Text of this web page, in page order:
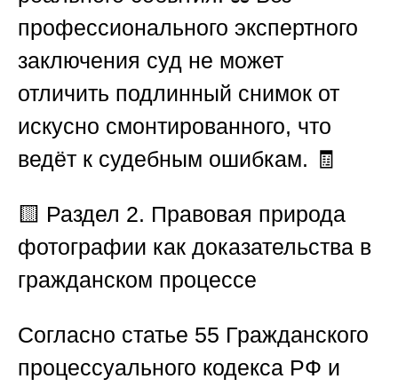
профессионального экспертного
заключения суд не может
отличить подлинный снимок от
искусно смонтированного, что
ведёт к судебным ошибкам. 🧾
🟨 Раздел 2. Правовая природа
фотографии как доказательства в
гражданском процессе
Согласно статье 55 Гражданского
процессуального кодекса РФ и